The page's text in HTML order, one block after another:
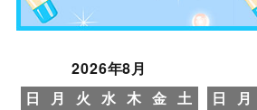
2026年8月
日
月 火 水 木 金 土
日
月